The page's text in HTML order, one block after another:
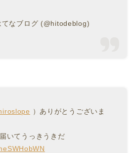
なブログ (@hitodeblog)
）ありがとうございま
いてうっきうきだ